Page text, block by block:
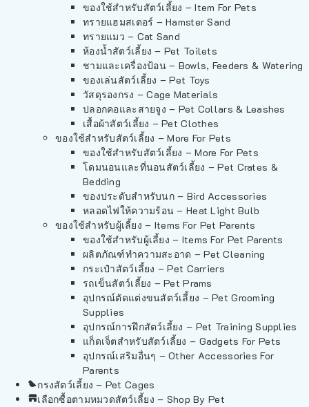
ของใช้สำหรับสัตว์เลี้ยง – Item For Pets
ทรายแฮมสเตอร์ – Hamster Sand
ทรายแมว – Cat Sand
ห้องน้ำสัตว์เลี้ยง – Pet Toilets
ชามและเครื่องป้อน – Bowls, Feeders & Watering
ของเล่นสัตว์เลี้ยง – Pet Toys
วัสดุรองกรง – Cage Materials
ปลอกคอและสายจูง – Pet Collars & Leashes
เสื้อผ้าสัตว์เลี้ยง – Pet Clothes
ของใช้สำหรับสัตว์เลี้ยง – More For Pets
ของใช้สำหรับสัตว์เลี้ยง – More For Pets
โดมนอนและที่นอนสัตว์เลี้ยง – Pet Crates &
Bedding
ของประดับสำหรับนก – Bird Accessories
หลอดไฟให้ความร้อน – Heat Light Bulb
ของใช้สำหรับผู้เลี้ยง – Items For Pet Parents
ของใช้สำหรับผู้เลี้ยง – Items For Pet Parents
ผลิตภัณฑ์ทำความสะอาด – Pet Cleaning
กระเป๋าสัตว์เลี้ยง – Pet Carriers
รถเข็นสัตว์เลี้ยง – Pet Prams
อุปกรณ์ตัดแต่งขนสัตว์เลี้ยง – Pet Grooming
Supplies
อุปกรณ์การฝึกสัตว์เลี้ยง – Pet Training Supplies
แก็ดเจ็ตสำหรับสัตว์เลี้ยง – Gadgets For Pets
อุปกรณ์เสริมอื่นๆ – Other Accessories For
Parents
กรงสัตว์เลี้ยง – Pet Cages
เลือกซื้อตามหมวดสัตว์เลี้ยง – Shop By Pet